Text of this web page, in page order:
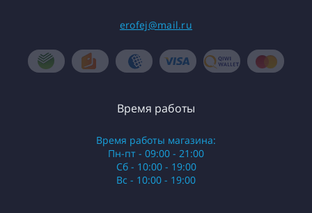
erofej@mail.ru
Время работы
Время работы магазина:
Пн-пт - 09:00 - 21:00
Сб - 10:00 - 19:00
Вс - 10:00 - 19:00